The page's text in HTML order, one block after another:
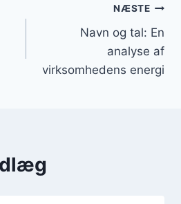
NÆSTE
Navn og tal: En
analyse af
virksomhedens energi